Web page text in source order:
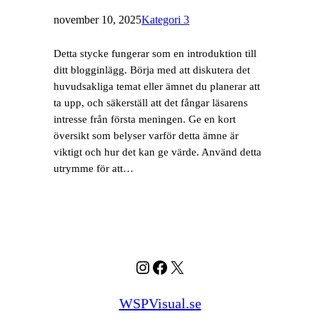
november 10, 2025Kategori 3
Detta stycke fungerar som en introduktion till
ditt blogginlägg. Börja med att diskutera det
huvudsakliga temat eller ämnet du planerar att
ta upp, och säkerställ att det fångar läsarens
intresse från första meningen. Ge en kort
översikt som belyser varför detta ämne är
viktigt och hur det kan ge värde. Använd detta
utrymme för att…
Instagram
Facebook
X
WSPVisual.se